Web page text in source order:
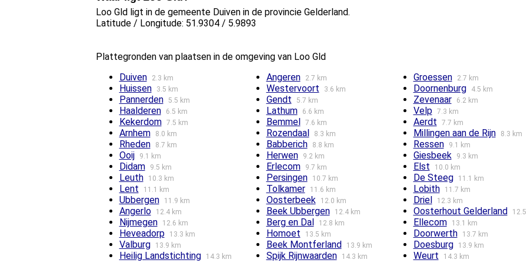
Loo Gld ligt in de gemeente Duiven in de provincie Gelderland.
Latitude / Longitude: 51.9304 / 5.9893
Plattegronden van plaatsen in de omgeving van Loo Gld
Duiven
2.3 km Angeren 2.7 km Groessen 2.7 km
Huissen 3.5 km Westervoort 3.6 km Doornenburg 4.5 km
Pannerden 5.5 km Gendt 5.7 km Zevenaar 6.2 km
Haalderen 6.5 km Lathum 6.6 km Velp 7.3 km
Kekerdom 7.5 km Bemmel 7.6 km Aerdt 7.7 km
Arnhem 8.0 km Rozendaal 8.3 km Millingen aan de Rijn 8.3 km
Rheden 8.7 km Babberich 8.8 km Ressen 9.1 km
Ooij 9.1 km Herwen 9.2 km Giesbeek 9.3 km
Didam 9.5 km Erlecom 9.7 km Elst 10.0 km
Leuth 10.3 km Persingen 10.7 km De Steeg 11.1 km
Lent 11.1 km Tolkamer 11.6 km Lobith 11.7 km
Ubbergen 11.9 km Oosterbeek 12.0 km Driel 12.3 km
Angerlo 12.4 km Beek Ubbergen 12.4 km Oosterhout Gelderland
Nijmegen 12.6 km Berg en Dal 12.8 km Ellecom 13.1 km
Heveadorp 13.3 km Homoet 13.5 km Doorwerth 13.7 km
Valburg 13.9 km Beek Montferland 13.9 km Doesburg 13.9 km
Heilig Landstichting 14.3 km Spijk Rijnwaarden 14.3 km Weurt 14.3 km